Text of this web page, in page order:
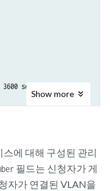
seconds
Show more
스에 대해 구성된 관리
필드는 신청자가 게
자가 연결된 VLAN을